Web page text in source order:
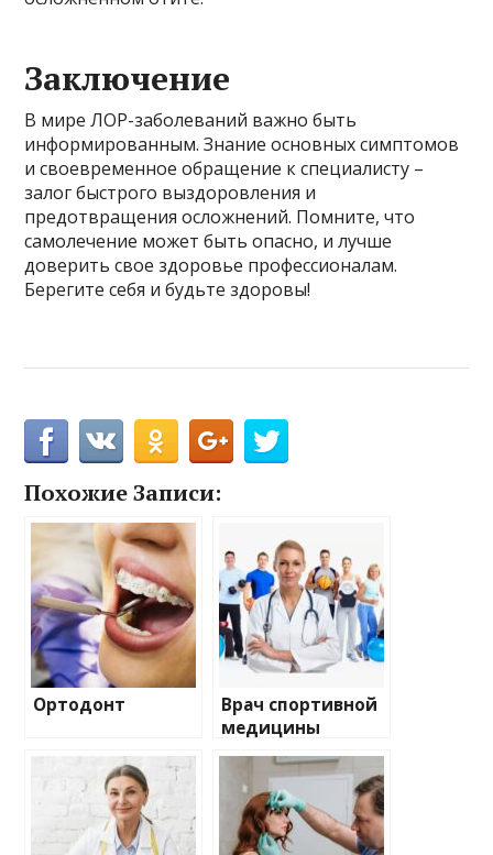
Заключение
В мире ЛОР-заболеваний важно быть
информированным. Знание основных симптомов
и своевременное обращение к специалисту –
залог быстрого выздоровления и
предотвращения осложнений. Помните, что
самолечение может быть опасно, и лучше
доверить свое здоровье профессионалам.
Берегите себя и будьте здоровы!
Похожие Записи:
Ортодонт
Врач спортивной
медицины